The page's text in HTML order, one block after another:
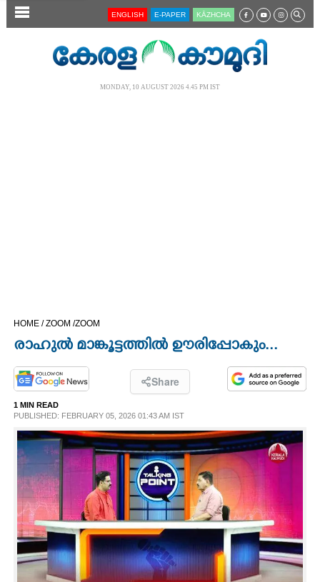
SECTIONS
OPINION
PHOTOS
LIFESTYLE
SPIRITUAL
INFO+
ENGLISH E-PAPER KĀZHCHA
MONDAY, 10 AUGUST 2026 4.45 PM IST
HOME /ZOOM /ZOOM
രാഹുൽ മാങ്കൂട്ടത്തിൽ ഊരിപ്പോകും...
Share
1 MIN READ
PUBLISHED: FEBRUARY 05, 2026 01:43 AM IST